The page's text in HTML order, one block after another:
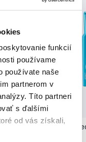
funkcií
používame
používate naše
partnerom v
Títo partneri
s ďalšími
od vás získali,
TePe Compact Tuft